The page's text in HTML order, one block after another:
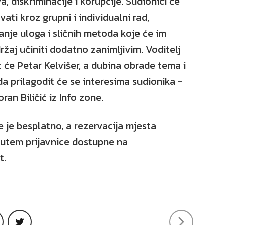
kroz grupni i individualni rad,
uloga i sličnih metoda koje će im
učiniti dodatno zanimljivim. Voditelj
Petar Kelvišer, a dubina obrade tema i
prilagodit će se interesima sudionika -
Biličić iz Info zone.
je besplatno, a rezervacija mjesta
prijavnice dostupne na